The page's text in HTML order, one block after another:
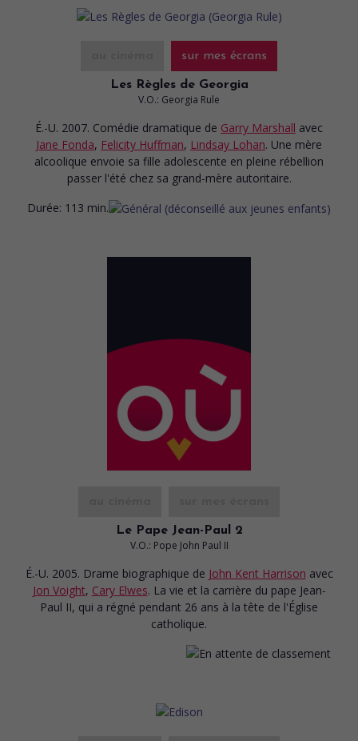
sur mes écrans
Les Règles de Georgia
V.O.: Georgia Rule
É.-U. 2007. Comédie dramatique de Garry Marshall avec
Jane Fonda, Felicity Huffman, Lindsay Lohan. Une mère
alcoolique envoie sa fille adolescente en pleine rébellion
passer l'été chez sa grand-mère autoritaire.
Durée: 113 min.
Le Pape Jean-Paul 2
V.O.: Pope John Paul II
É.-U. 2005. Drame biographique de John Kent Harrison avec
Jon Voight, Cary Elwes. La vie et la carrière du pape Jean-
Paul II, qui a régné pendant 26 ans à la tête de l'Église
catholique.